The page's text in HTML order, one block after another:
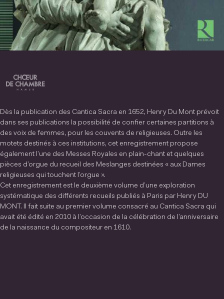
Dès la publication des Cantica Sacra en 1652, Henry Du Mont prévoit
dans ses publications la possibilité de confier certaines partitions à
des voix de femmes, pour les couvents de religieuses. Outre les
motets destinés à ces institutions, cet enregistrement propose
également l’une des Messes Royales en plain-chant et quelques
pièces d’orgue du recueil des Meslanges destinées « aux Dames
religieuses qui touchent l’orgue ».
Cet enregistrement est le deuxième volume d’une exploration
systématique des différents recueils publiés à Paris par Henry DU
MONT. Il fait suite au premier volume consacré au Cantica Sacra qui
avait été édité en 2010 à l’occasion de la célébration de l’anniversaire
de la naissance du compositeur en 1610.